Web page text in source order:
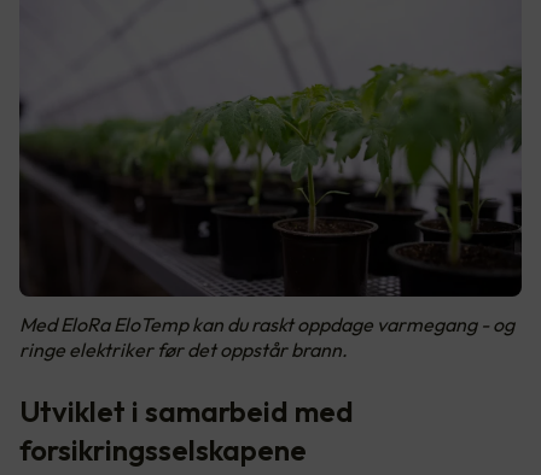
Med EloRa EloTemp kan du raskt oppdage varmegang - og
ringe elektriker før det oppstår brann.
Utviklet i samarbeid med
forsikringsselskapene